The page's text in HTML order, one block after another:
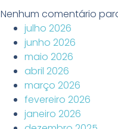
Nenhum comentário
julho 2026
junho 2026
maio 2026
abril 2026
março 2026
fevereiro 2026
janeiro 2026